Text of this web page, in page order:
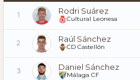
1 Rodri Suárez
Cultural Leonesa
2 Raúl Sánchez
CD Castellón
3 Daniel Sánchez
Málaga CF